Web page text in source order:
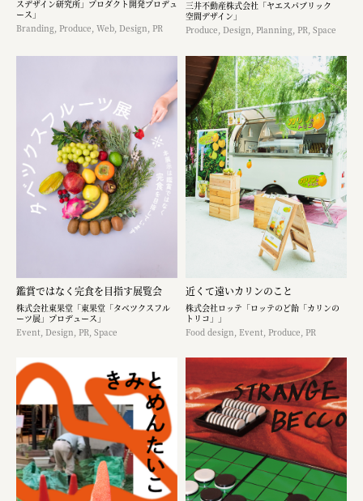
スデザイン研究所」プロダクト開発プロデュ
ース」
Branding, Produce, Web, Design, PR
三井不動産株式会社「ヤエスパブリック
空間デザイン」
Produce, Design, Planning, PR, Space
鑑賞ではなく完食を目指す展覧会
株式会社東果堂「東果堂「タベツクスフル
ーツ展」プロデュース」
Event, Design, PR, Space
近くて遠いカリンのこと
株式会社ロッテ「ロッテのど飴「カリンの
トリコ」」
Food design, Event, Produce, PR